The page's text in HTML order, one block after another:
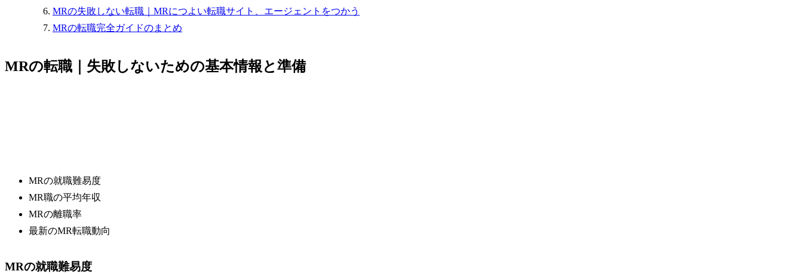
MRの失敗しない転職｜MRにつよい転職サイト、エージェントをつかう
MRの転職完全ガイドのまとめ
MRの転職｜失敗しないための基本情報と準備
MRの就職難易度
MR職の平均年収
MRの離職率
最新のMR転職動向
MRの就職難易度